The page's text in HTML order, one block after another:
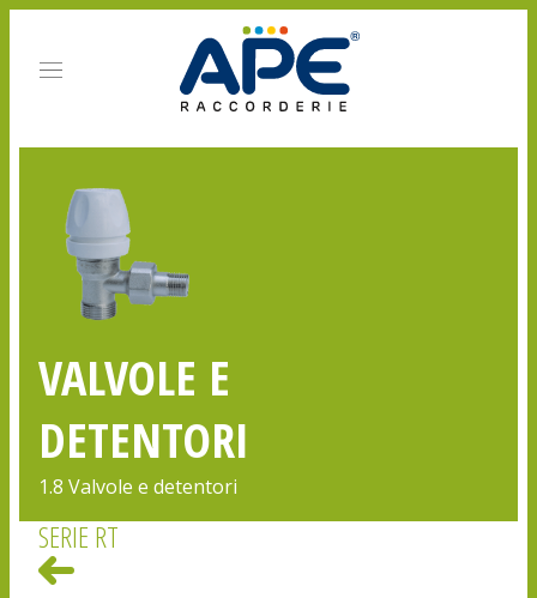
SERIE RT
VALVOLE E
DETENTORI
1.8 Valvole e detentori